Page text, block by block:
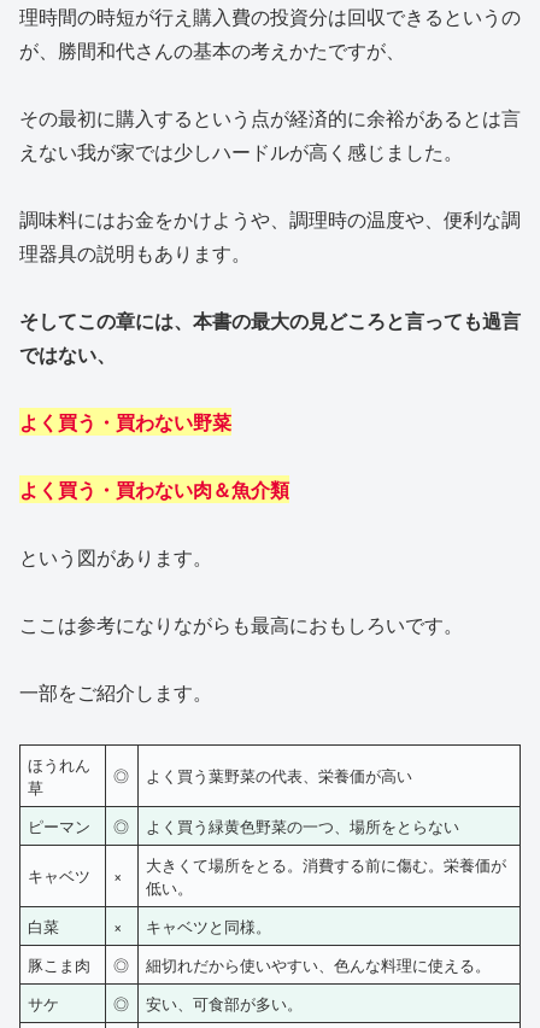
理時間の時短が行え購入費の投資分は回収できるというの
が、勝間和代さんの基本の考えかたですが、
その最初に購入するという点が経済的に余裕があるとは言
えない我が家では少しハードルが高く感じました。
調味料にはお金をかけようや、調理時の温度や、便利な調
理器具の説明もあります。
そしてこの章には、本書の最大の見どころと言っても過言
ではない、
よく買う・買わない野菜
よく買う・買わない肉＆魚介類
という図があります。
ここは参考になりながらも最高におもしろいです。
一部をご紹介します。
ほうれん
草
◎ よく買う葉野菜の代表、栄養価が高い
ピーマン ◎ よく買う緑黄色野菜の一つ、場所をとらない
キャベツ ×
大きくて場所をとる。消費する前に傷む。栄養価が
低い。
白菜
×
キャベツと同様。
豚こま肉
◎
細切れだから使いやすい、色んな料理に使える。
サケ
◎
安い、可食部が多い。